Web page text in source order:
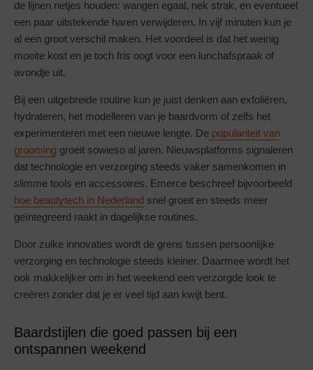
de lijnen netjes houden: wangen egaal, nek strak, en eventueel
een paar uitstekende haren verwijderen. In vijf minuten kun je
al een groot verschil maken. Het voordeel is dat het weinig
moeite kost en je toch fris oogt voor een lunchafspraak of
avondje uit.
Bij een uitgebreide routine kun je juist denken aan exfoliëren,
hydrateren, het modelleren van je baardvorm of zelfs het
experimenteren met een nieuwe lengte. De populariteit van
grooming groeit sowieso al jaren. Nieuwsplatforms signaleren
dat technologie en verzorging steeds vaker samenkomen in
slimme tools en accessoires. Emerce beschreef bijvoorbeeld
hoe beautytech in Nederland snel groeit en steeds meer
geïntegreerd raakt in dagelijkse routines.
Door zulke innovaties wordt de grens tussen persoonlijke
verzorging en technologie steeds kleiner. Daarmee wordt het
ook makkelijker om in het weekend een verzorgde look te
creëren zonder dat je er veel tijd aan kwijt bent.
Baardstijlen die goed passen bij een
ontspannen weekend